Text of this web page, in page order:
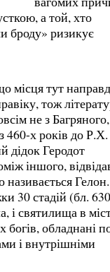
а той, хто
броду» ризикує
місця тут
тож
не з
460-х років до
дідок Геродот
іншого,
називається Гелон.
30 стадій (бл.
і святилища в
богів, обладнані
і внутрішніми